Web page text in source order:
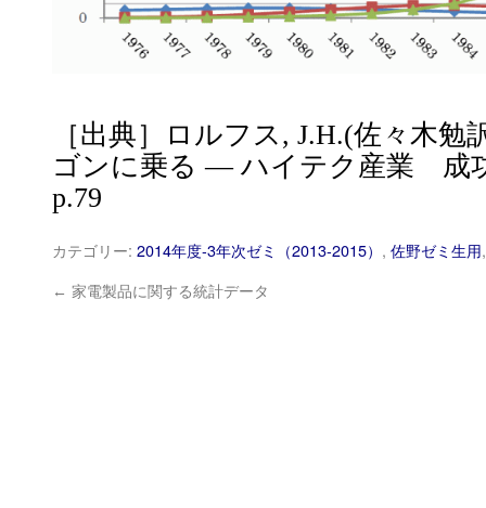
［出典］ロルフス, J.H.(佐々木勉
ゴンに乗る — ハイテク産業 成
p.79
カテゴリー: 2014年度-3年次ゼミ（2013-2015） , 佐野ゼミ生用
← 家電製品に関する統計データ